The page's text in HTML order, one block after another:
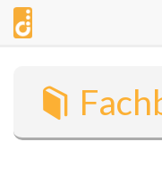
Direkt
zum